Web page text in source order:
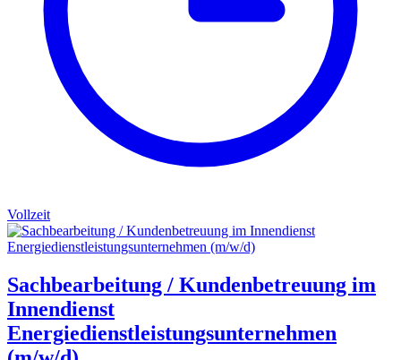
Vollzeit
Sachbearbeitung / Kundenbetreuung im
Innendienst
Energiedienstleistungsunternehmen